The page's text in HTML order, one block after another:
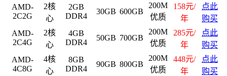
AMD-
2C2G
2核
心
2GB
DDR4
30GB 600GB
200M
优质
158元/
年
点此
购买
AMD-
2C4G
2核
心
4GB
DDR4
50GB 700GB
200M
优质
285元/
年
点此
购买
AMD-
4C8G
4核
心
8GB
DDR4
90GB 800GB
200M
优质
448元/
年
点此
购买